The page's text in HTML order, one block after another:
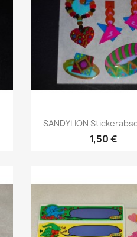
SANDYLION
1,50 €